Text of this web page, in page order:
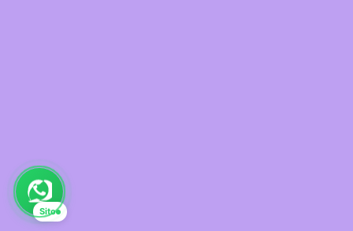
Sito